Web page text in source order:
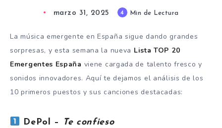
marzo 31, 2025 4 Min de Lectura
La música emergente en España sigue dando grandes
sorpresas, y esta semana la nueva Lista TOP 20
Emergentes España viene cargada de talento fresco y
sonidos innovadores. Aquí te dejamos el análisis de los
10 primeros puestos y sus canciones destacadas:
DePol – Te confieso